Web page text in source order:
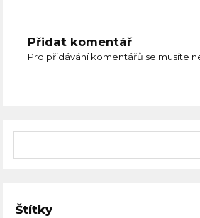
Přidat komentář
Pro přidávání komentářů se musíte
Štítky